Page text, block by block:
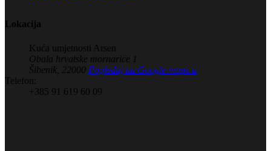
Lokacija
Kuća umjetnosti Arsen
Obala hrvatske mornarice 1
Šibenik
22000 Pogledaj na Google maps-u
Telefon:
+385 91 619 60 09